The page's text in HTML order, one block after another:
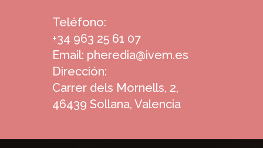
Teléfono:
+34 963 25 61 07
Email: pheredia@ivem.es
Dirección:
Carrer dels Mornells, 2,
46439 Sollana, Valencia